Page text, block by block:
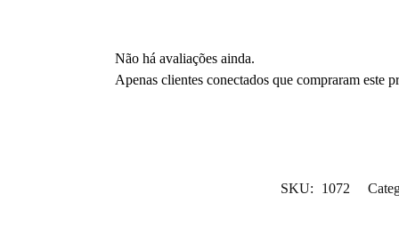
Não há avaliações ainda.
Apenas clientes conectados que compraram este
SKU: 1072